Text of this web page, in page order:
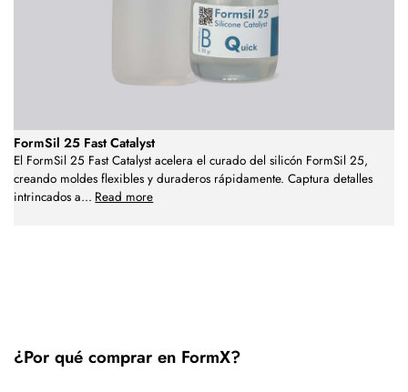
FormSil 25 Fast Catalyst
El FormSil 25 Fast Catalyst acelera el curado del silicón FormSil 25,
creando moldes flexibles y duraderos rápidamente. Captura detalles
intrincados a... Read more
¿Por qué comprar en FormX?